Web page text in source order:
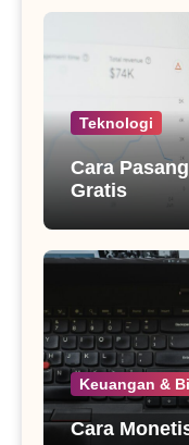
Teknologi
Cara
Gratis
Keuangan &
Cara